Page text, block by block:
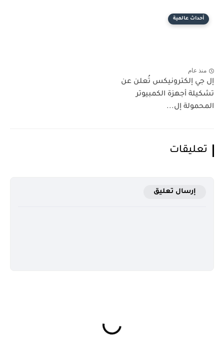
أحداث عالمية
منذ عام
إل جي إلكترونيكس تُعلن عن
تشكيلة أجهزة الكمبيوتر
المحمولة إل...
تعليقات
إرسال تعليق